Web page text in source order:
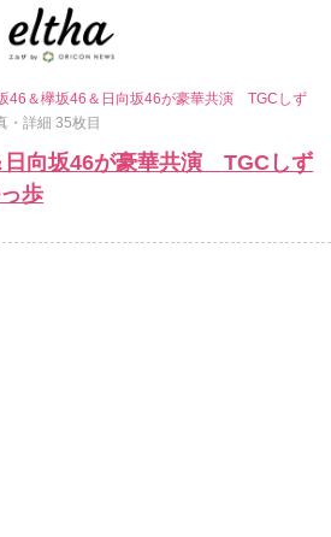
46＆欅坂46＆日向坂46が豪華共演 TGCしず
・詳細 35枚目
日向坂46が豪華共演 TGCしず
歩